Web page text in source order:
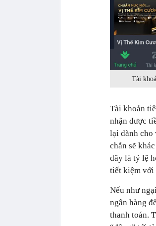
Tài
Tài khoản
nhận được
lại dành cho
chắn sẽ
đây là tỷ lệ
tiết kiệm với
Nếu như
ngân hàng
thanh toán.